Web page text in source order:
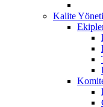
Kalite